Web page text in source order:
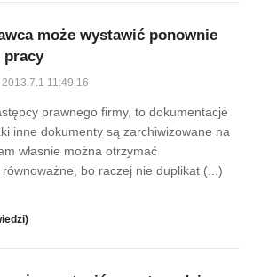
może wystawić ponownie
pracy
2013.7.1 11:49:16
prawnego firmy, to dokumentacje
inne dokumenty są zarchiwizowane na
własnie można otrzymać
bo raczej nie duplikat (...)